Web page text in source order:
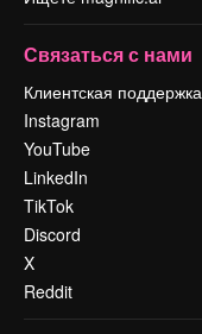
Связаться с нами
Клиентская поддержка
Instagram
YouTube
LinkedIn
TikTok
Discord
X
Reddit